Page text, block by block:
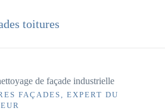
FAÇADES, EXPERT DU